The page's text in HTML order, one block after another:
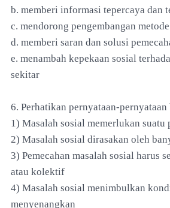
b. memberi informasi tepercaya dan
c. mendorong pengembangan
d. memberi saran dan solusi
e. menambah kepekaan sosial
sekitar
6. Perhatikan pernyataan-
1) Masalah sosial memerlukan suatu
2) Masalah sosial dirasakan oleh
3) Pemecahan masalah sosial harus
atau kolektif
4) Masalah sosial menimbulkan
menyenangkan